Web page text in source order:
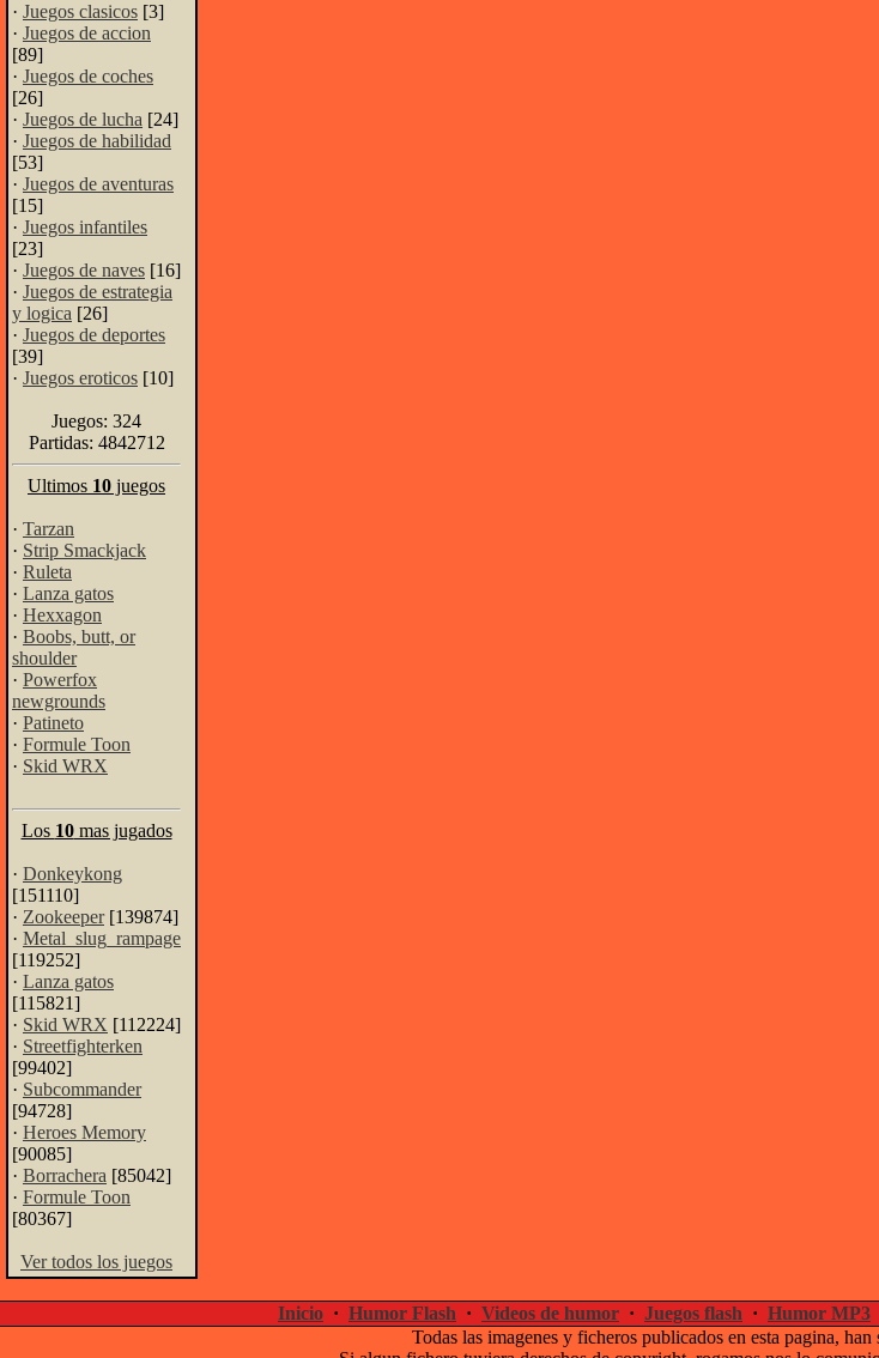
· Juegos clasicos [3]
· Juegos de accion
[89]
· Juegos de coches
[26]
· Juegos de lucha [24]
· Juegos de habilidad
[53]
· Juegos de aventuras
[15]
· Juegos infantiles
[23]
· Juegos de naves [16]
· Juegos de estrategia
y logica [26]
· Juegos de deportes
[39]
· Juegos eroticos [10]
Juegos: 324
Partidas: 4842712
Ultimos 10 juegos
· Tarzan
· Strip Smackjack
· Ruleta
· Lanza gatos
· Hexxagon
· Boobs, butt, or
shoulder
· Powerfox
newgrounds
· Patineto
· Formule Toon
· Skid WRX
Los 10mas jugados
· Donkeykong
[151110]
· Zookeeper[139874]
· Metal_slug_rampage
[119252]
· Lanza gatos
[115821]
· Skid WRX [112224]
· Streetfighterken
[99402]
· Subcommander
[94728]
· Heroes Memory
[90085]
· Borrachera [85042]
· Formule Toon
[80367]
Ver todos los juegos
Inicio · Humor Flash · Videos de humor · Juegos flash · Humor MP3
Todas las imagenes y ficheros publicados en esta pagina,